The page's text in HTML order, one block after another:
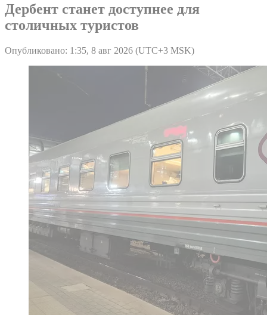
Дербент станет доступнее для
столичных туристов
Опубликовано: 1:35, 8 авг 2026 (UTC+3 MSK)